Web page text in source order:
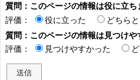
質問：このページの情報は役に立ち
評価：
役に立った どちら
質問：このページの情報は見つけや
評価：
見つけやすかった